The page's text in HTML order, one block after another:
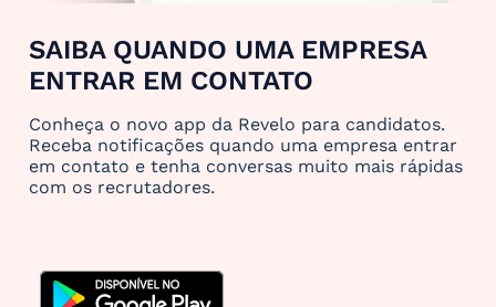
SAIBA QUANDO UMA EMPRESA
ENTRAR EM CONTATO
Conheça o novo app da Revelo para candidatos.
Receba notificações quando uma empresa entrar
em contato e tenha conversas muito mais rápidas
com os recrutadores.